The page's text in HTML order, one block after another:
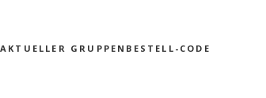
AKTUELLER GRUPPENBESTELL-CODE